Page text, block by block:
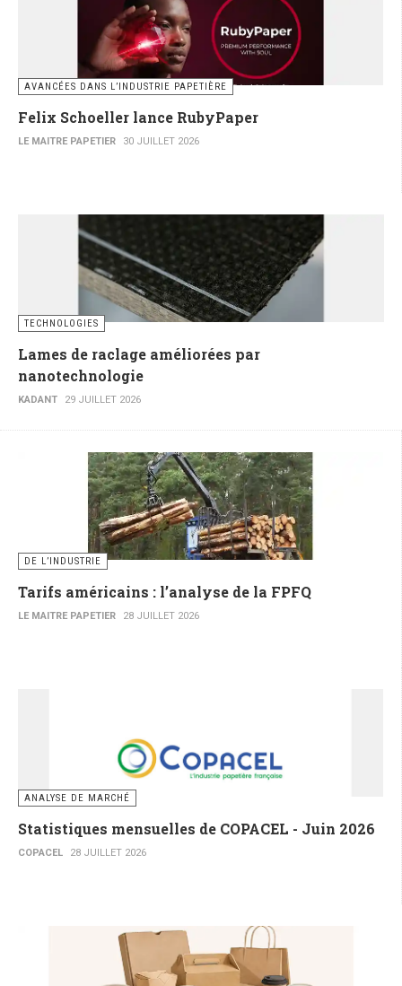
AVANCÉES DANS L’INDUSTRIE PAPETIÈRE
Felix Schoeller lance RubyPaper
LE MAITRE PAPETIER 30 JUILLET 2026
TECHNOLOGIES
Lames de raclage améliorées par
nanotechnologie
KADANT 29 JUILLET 2026
DE L’INDUSTRIE
Tarifs américains : l’analyse de la FPFQ
LE MAITRE PAPETIER 28 JUILLET 2026
ANALYSE DE MARCHÉ
Statistiques mensuelles de COPACEL - Juin 2026
COPACEL 28 JUILLET 2026